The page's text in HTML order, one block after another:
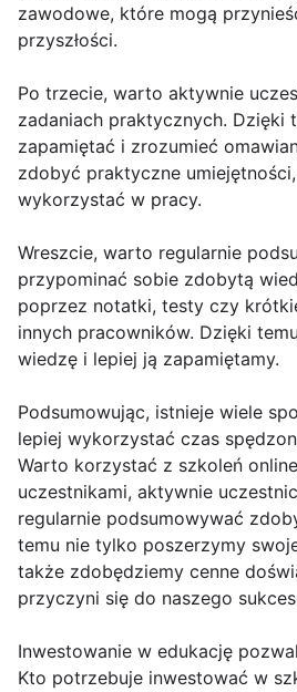
zawodowe, które mogą
przyszłości.
Po trzecie, warto aktywnie
zadaniach praktycznych. Dzięki
zapamiętać i zrozumieć
zdobyć praktyczne
wykorzystać w pracy.
Wreszcie, warto regularnie
przypominać sobie zdobytą
poprzez notatki, testy czy
innych pracowników. Dzięki
wiedzę i lepiej ją zapamiętamy.
Podsumowując, istnieje wiele
lepiej wykorzystać czas
Warto korzystać z szkoleń
uczestnikami, aktywnie
regularnie podsumowywać
temu nie tylko poszerzymy
także zdobędziemy cenne
przyczyni się do naszego
Inwestowanie w edukację
Kto potrzebuje inwestować w